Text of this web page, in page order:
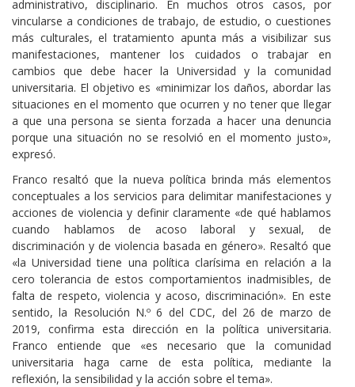
administrativo, disciplinario. En muchos otros casos, por
vincularse a condiciones de trabajo, de estudio, o cuestiones
más culturales, el tratamiento apunta más a visibilizar sus
manifestaciones, mantener los cuidados o trabajar en
cambios que debe hacer la Universidad y la comunidad
universitaria. El objetivo es «minimizar los daños, abordar las
situaciones en el momento que ocurren y no tener que llegar
a que una persona se sienta forzada a hacer una denuncia
porque una situación no se resolvió en el momento justo»,
expresó.
Franco resaltó que la nueva política brinda más elementos
conceptuales a los servicios para delimitar manifestaciones y
acciones de violencia y definir claramente «de qué hablamos
cuando hablamos de acoso laboral y sexual, de
discriminación y de violencia basada en género». Resaltó que
«la Universidad tiene una política clarísima en relación a la
cero tolerancia de estos comportamientos inadmisibles, de
falta de respeto, violencia y acoso, discriminación». En este
sentido, la Resolución N.º 6 del CDC, del 26 de marzo de
2019, confirma esta dirección en la política universitaria.
Franco entiende que «es necesario que la comunidad
universitaria haga carne de esta política, mediante la
reflexión, la sensibilidad y la acción sobre el tema».